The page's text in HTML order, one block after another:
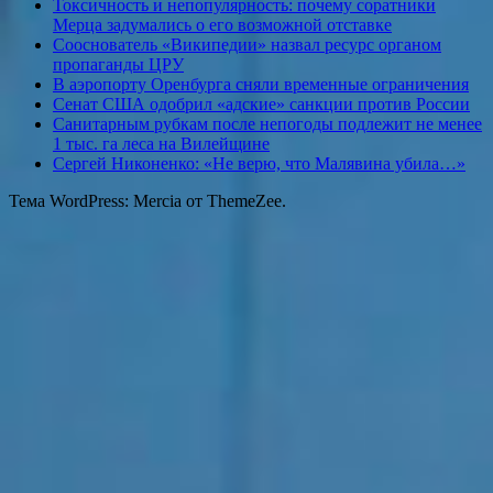
Токсичность и непопулярность: почему соратники
Мерца задумались о его возможной отставке
Сооснователь «Википедии» назвал ресурс органом
пропаганды ЦРУ
В аэропорту Оренбурга сняли временные ограничения
Сенат США одобрил «адские» санкции против России
Санитарным рубкам после непогоды подлежит не менее
1 тыс. га леса на Вилейщине
Сергей Никоненко: «Не верю, что Малявина убила…»
Тема WordPress: Mercia от ThemeZee.